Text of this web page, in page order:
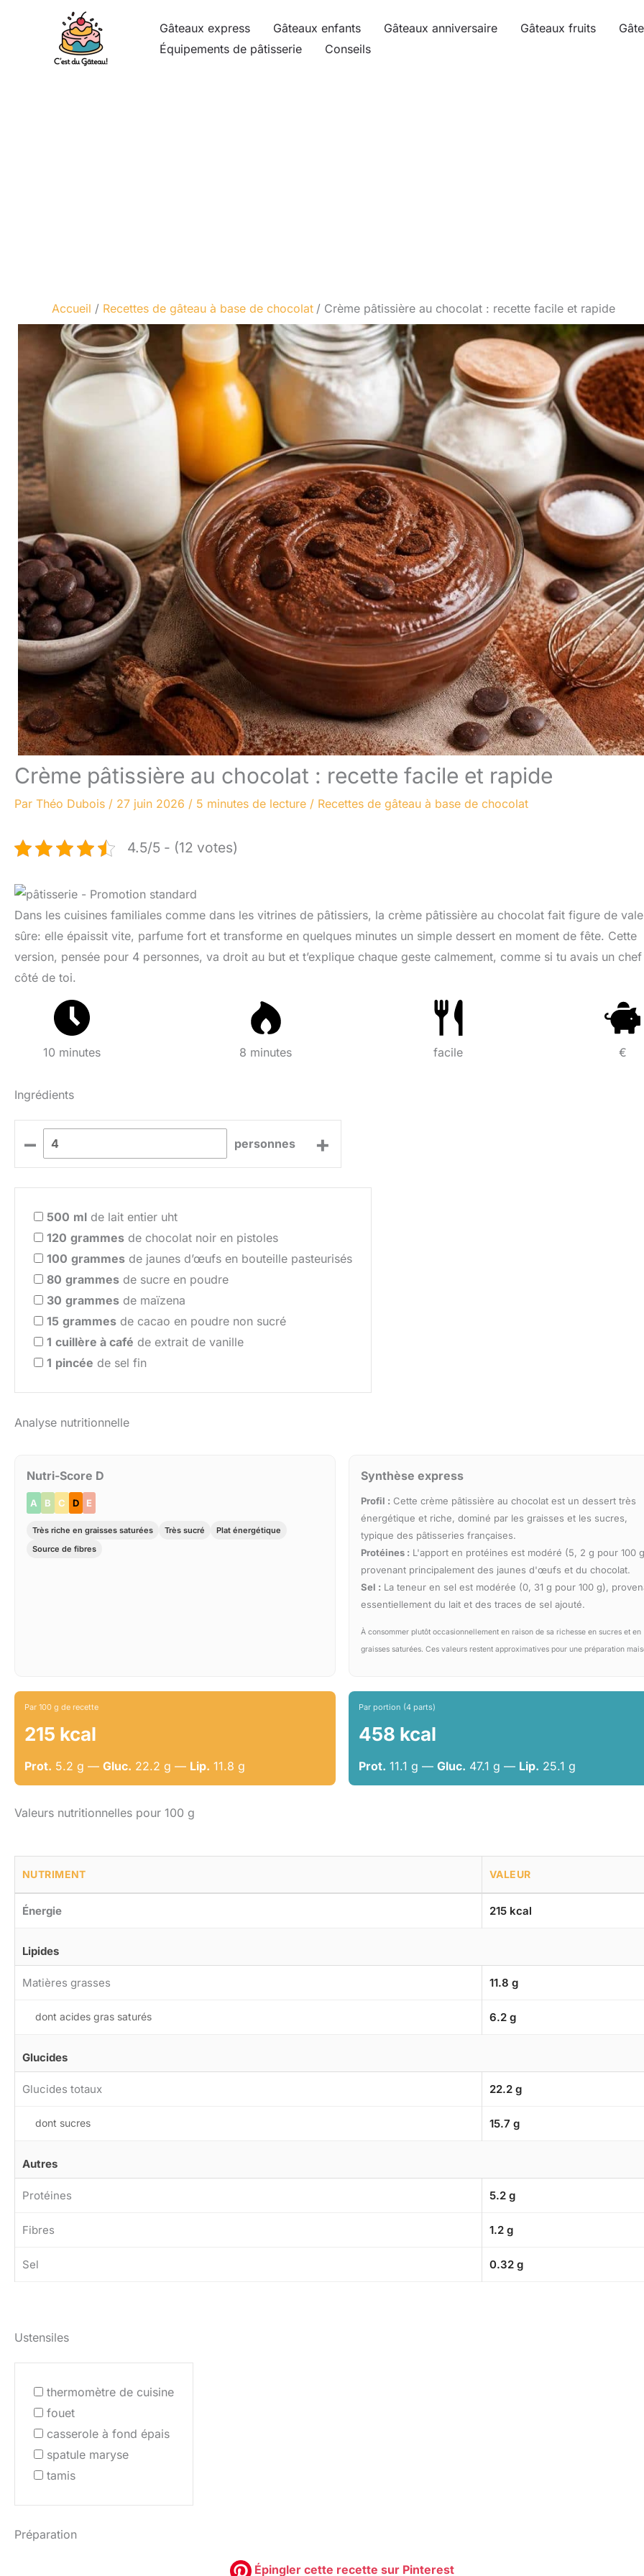
Gâteaux express Gâteaux enfants Gâteaux anniversaire Gâteaux fruits
Équipements de pâtisserie
Conseils
Accueil Recettes de gâteau à base de chocolat Crème pâtissière au chocolat : recette facile et rapide
Crème pâtissière au chocolat : recette facile et rapide
Par Théo Dubois / 27 juin 2026 / 5 minutes de lecture / Recettes de gâteau à base de chocolat
4.5/5 - (12 votes)
Dans les cuisines familiales comme dans les vitrines de pâtissiers, la crème pâtissière au chocolat fait figure de
sûre: elle épaissit vite, parfume fort et transforme en quelques minutes un simple dessert en moment de fête. Cette
version, pensée pour 4 personnes, va droit au but et t’explique chaque geste calmement, comme si tu avais un
côté de toi.
10 minutes 8 minutes facile €
Ingrédients
– personnes +
500 ml de lait entier uht
120 grammes de chocolat noir en pistoles
100 grammes de jaunes d’œufs en bouteille pasteurisés
80 grammes de sucre en poudre
30 grammes de maïzena
15 grammes de cacao en poudre non sucré
1 cuillère à café de extrait de vanille
1 pincée de sel fin
Analyse nutritionnelle
Nutri-Score D
A B C D E
Très riche en graisses saturées Très sucré
Plat énergétique
Source de fibres
Synthèse express
Profil : Cette crème pâtissière au chocolat est un dessert très
énergétique et riche, dominé par les graisses et les sucres,
typique des pâtisseries françaises.
Protéines : L'apport en protéines est modéré (5, 2 g pour 100
provenant principalement des jaunes d'œufs et du chocolat.
Sel : La teneur en sel est modérée (0, 31 g pour 100 g),
essentiellement du lait et des traces de sel ajouté.
À consommer plutôt occasionnellement en raison de sa richesse en sucres et en
graisses saturées. Ces valeurs restent approximatives pour une préparation
Par 100 g de recette
215 kcal
Prot. 5.2 g — Gluc. 22.2 g — Lip. 11.8 g
Par portion (4 parts)
458 kcal
Prot. 11.1 g —Gluc. 47.1 g — Lip. 25.1 g
Valeurs nutritionnelles pour 100 g
NUTRIMENT VALEUR
Énergie 215 kcal
Lipides
Matières grasses 11.8 g
dont acides gras saturés 6.2 g
Glucides
Glucides totaux 22.2 g
dont sucres 15.7 g
Autres
Protéines 5.2 g
Fibres 1.2 g
Sel 0.32 g
Ustensiles
thermomètre de cuisine
fouet
casserole à fond épais
spatule maryse
tamis
Préparation
Épingler cette recette sur Pinterest